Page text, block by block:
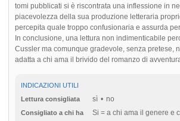
tomi pubblicati si è riscontrata una inflessione in
piacevolezza della sua produzione letteraria
percepita quale troppo confusionaria e assurda
In conclusione, una lettura non indimenticabile
Cussler ma comunque gradevole, senza pretese,
adatta a chi ama il brivido del romanzo di
INDICAZIONI UTILI
Lettura consigliata
sì no
Consigliato a chi ha
Si = a chi ama il genere e